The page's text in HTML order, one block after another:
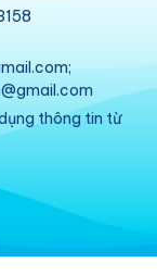
thông tin từ